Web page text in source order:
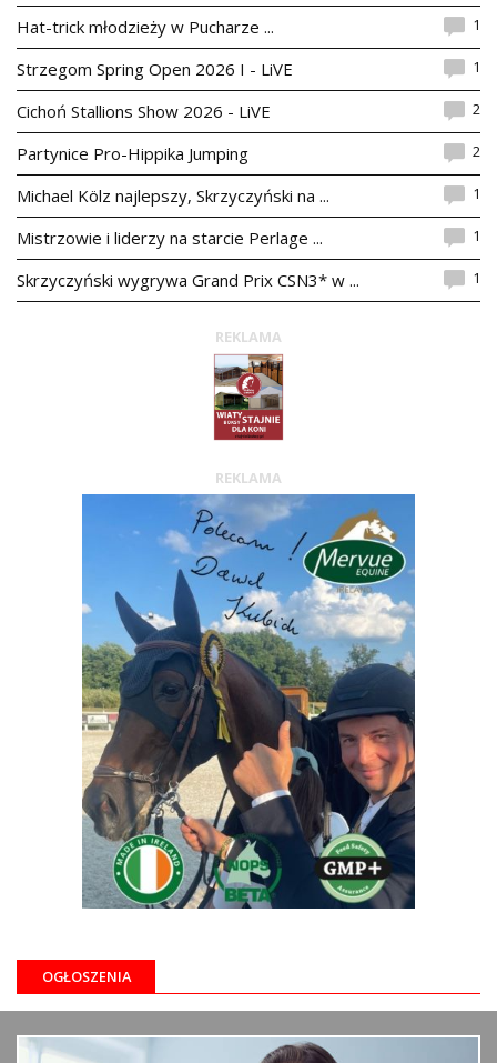
Hat-trick młodzieży w Pucharze ... 1
Strzegom Spring Open 2026 I - LiVE 1
Cichoń Stallions Show 2026 - LiVE 2
Partynice Pro-Hippika Jumping 2
Michael Kölz najlepszy, Skrzyczyński na ... 1
Mistrzowie i liderzy na starcie Perlage ... 1
Skrzyczyński wygrywa Grand Prix CSN3* w ... 1
REKLAMA
REKLAMA
OGŁOSZENIA